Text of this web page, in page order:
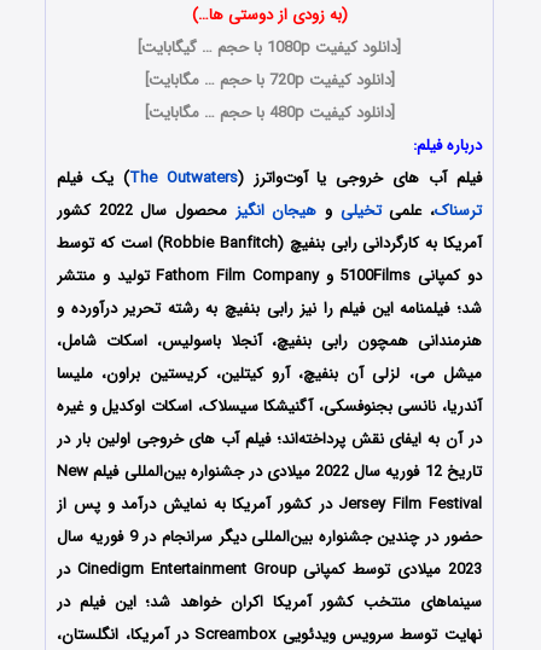
(به زودی از دوستی ها…)
[دانلود کیفیت 1080p با حجم … گیگابایت
]
[دانلود کیفیت 720p با حجم … مگابایت
]
[دانلود کیفیت 480p با حجم … مگابایت
]
درباره فیلم:
فیلمآب های خروجی یا آوت‌واترز (
The Outwaters) یک فیلم
ترسناک، علمیتخیلی و هیجان انگیز
محصول سال 2022 کشور
آمریکا به کارگردانی رابی بنفیچ (Robbie Banfitch) است که توسط
دو کمپانی‌ 5100Films و Fathom Film Company تولید و منتشر
شد؛ فیلمنامه این فیلم را نیز رابی بنفیچ به رشته تحریر درآورده و
هنرمندانی همچون رابی بنفیچ، آنجلا باسولیس، اسکات شامل،
میشل می، لزلی آن بنفیچ، آرو کیتلین، کریستین براون، ملیسا
آندریا، نانسی بجنوفسکی، آگنیشکا سیسلاک، اسکات اوکدیل و غیره
در آن به ایفای نقش پرداخته‌اند؛ فیلم آب های خروجی اولین بار در
تاریخ 12 فوریه سال 2022 میلادی در جشنواره بین‌المللی فیلم New
Jersey Film Festival در کشور آمریکا به نمایش درآمد و پس از
حضور در چندین جشنواره بین‌المللی دیگر سرانجام در 9 فوریه سال
2023 میلادی توسط کمپانی Cinedigm Entertainment Group در
سینماهای منتخب کشور آمریکا اکران خواهد شد؛ این فیلم در
نهایت توسط سرویس ویدئویی Screambox در آمریکا، انگلستان،